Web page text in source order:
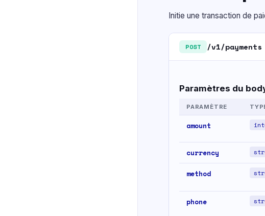
Initie une transaction de
POST /v1/payments
Paramètres du
PARAMÈTRE
amount
currency
method
phone